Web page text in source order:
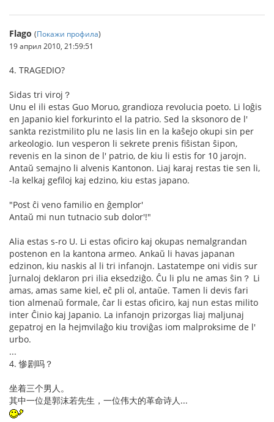
Flago (Покажи профила)
19 април 2010, 21:59:51
4. TRAGEDIO?
Sidas tri viroj？
Unu el ili estas Guo Moruo, grandioza revolucia poeto. Li loĝis
en Japanio kiel forkurinto el la patrio. Sed la sksonoro de l'
sankta rezistmilito plu ne lasis lin en la kaŝejo okupi sin per
arkeologio. Iun vesperon li sekrete prenis fiŝistan ŝipon,
revenis en la sinon de l' patrio, de kiu li estis for 10 jarojn.
Antaŭ semajno li alvenis Kantonon. Liaj karaj restas tie sen li,
-la kelkaj gefiloj kaj edzino, kiu estas japano.
"Post ĉi veno familio en ĝemplor'
Antaŭ mi nun tutnacio sub dolor'!"
Alia estas s-ro U. Li estas oficiro kaj okupas nemalgrandan
postenon en la kantona armeo. Ankaŭ li havas japanan
edzinon, kiu naskis al li tri infanojn. Lastatempe oni vidis sur
ĵurnaloj deklaron pri ilia eksedziĝo. Ĉu li plu ne amas ŝin？ Li
amas, amas same kiel, eĉ pli ol, antaŭe. Tamen li devis fari
tion almenaŭ formale, ĉar li estas oficiro, kaj nun estas milito
inter Ĉinio kaj Japanio. La infanojn prizorgas liaj maljunaj
gepatroj en la hejmvilaĝo kiu troviĝas iom malproksime de l'
urbo.
...
4. 惨剧吗？
坐着三个男人。
其中一位是郭沫若先生，一位伟大的革命诗人...